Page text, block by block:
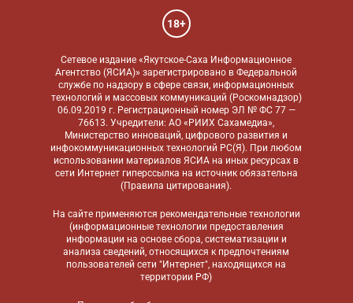
18+
Сетевое издание «Якутское-Саха Информационное
Агентство (ЯСИА)» зарегистрировано в Федеральной
службе по надзору в сфере связи, информационных
технологий и массовых коммуникаций (Роскомнадзор)
06.09.2019 г. Регистрационный номер ЭЛ № ФС 77 —
76613. Учредители: АО «РИИХ Сахамедиа»,
Министерство инноваций, цифрового развития и
инфокоммуникационных технологий РС(Я). При любом
использовании материалов ЯСИА на иных ресурсах в
сети Интернет гиперссылка на источник обязательна
(Правила цитирования).
На сайте применяются рекомендательные технологии
(информационные технологии предоставления
информации на основе сбора, систематизации и
анализа сведений, относящихся к предпочтениям
пользователей сети "Интернет", находящихся на
территории РФ)